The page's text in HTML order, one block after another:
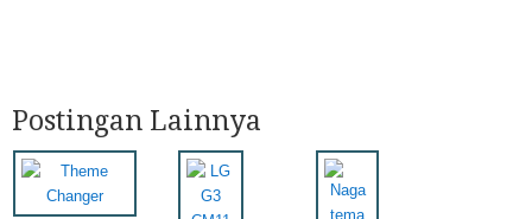
Postingan Lainnya